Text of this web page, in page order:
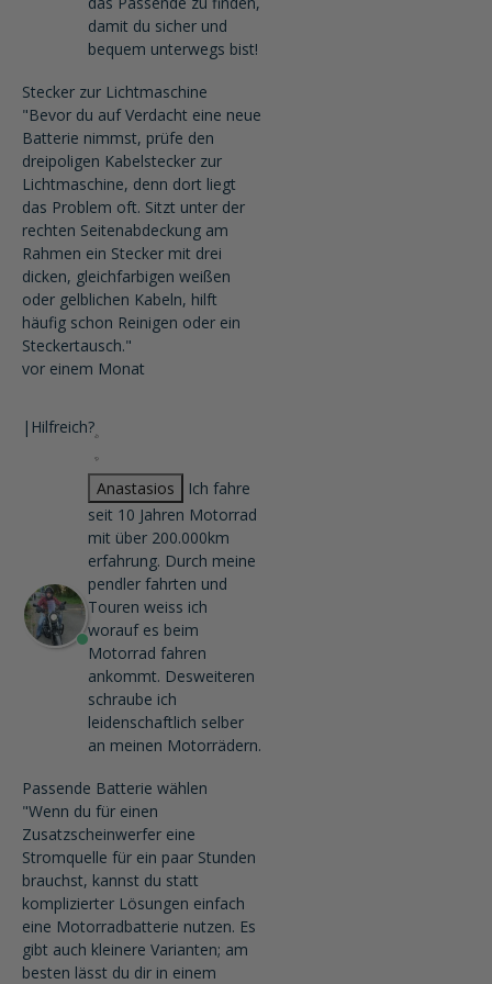
damit du sicher und
bequem unterwegs bist!
Stecker zur Lichtmaschine
"Bevor du auf Verdacht eine neue
Batterie nimmst, prüfe den
dreipoligen Kabelstecker zur
Lichtmaschine, denn dort liegt
das Problem oft. Sitzt unter der
rechten Seitenabdeckung am
Rahmen ein Stecker mit drei
dicken, gleichfarbigen weißen
oder gelblichen Kabeln, hilft
häufig schon Reinigen oder ein
Steckertausch."
vor einem Monat
| Hilfreich?
Anastasios
Ich fahre
seit 10 Jahren Motorrad
mit über 200.000km
erfahrung. Durch meine
pendler fahrten und
Touren weiss ich
worauf es beim
Motorrad fahren
ankommt. Desweiteren
schraube ich
leidenschaftlich selber
an meinen Motorrädern.
Passende Batterie wählen
"Wenn du für einen
Zusatzscheinwerfer eine
Stromquelle für ein paar Stunden
brauchst, kannst du statt
komplizierter Lösungen einfach
eine Motorradbatterie nutzen. Es
gibt auch kleinere Varianten; am
besten lässt du dir in einem